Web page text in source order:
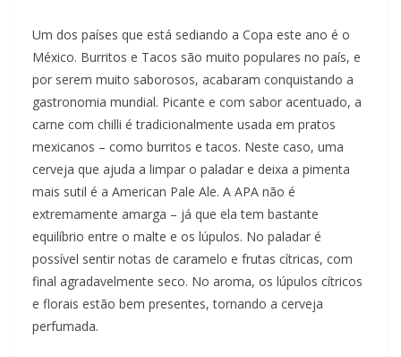
Um dos países que está sediando a Copa este ano é o
México. Burritos e Tacos são muito populares no país, e
por serem muito saborosos, acabaram conquistando a
gastronomia mundial. Picante e com sabor acentuado, a
carne com chilli é tradicionalmente usada em pratos
mexicanos – como burritos e tacos. Neste caso, uma
cerveja que ajuda a limpar o paladar e deixa a pimenta
mais sutil é a American Pale Ale. A APA não é
extremamente amarga – já que ela tem bastante
equilíbrio entre o malte e os lúpulos. No paladar é
possível sentir notas de caramelo e frutas cítricas, com
final agradavelmente seco. No aroma, os lúpulos cítricos
e florais estão bem presentes, tornando a cerveja
perfumada.